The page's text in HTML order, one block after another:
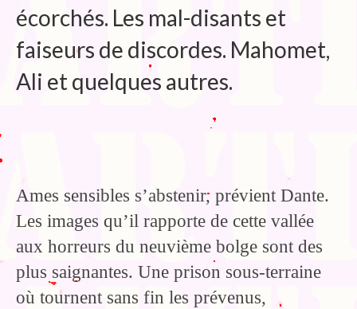
Bibliographie
Edition de Cartes postales.
Au temps du Covid
écorchés. Les mal-disants et
faiseurs de discordes. Mahomet,
Ali et quelques autres.
Ames sensibles s’abstenir, prévient Dante.
Les images qu’il rapporte de cette vallée
aux horreurs du neuvième bolge sont des
plus saignantes. Une prison sous-terraine
où tournent sans fin les prévenus,